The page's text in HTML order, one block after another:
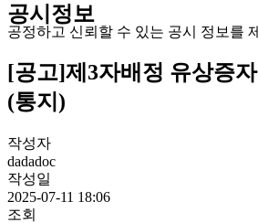
공시정보
공정하고 신뢰할 수 있는 공시 정보를
[공고]제3자배정 유상증
(통지)
작성자
dadadoc
작성일
2025-07-11 18:06
조회